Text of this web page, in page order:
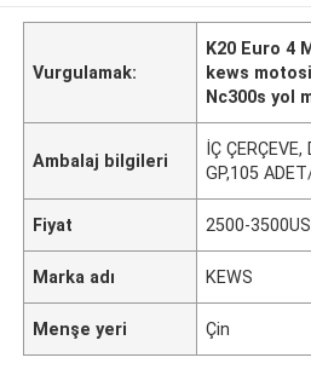
Vurgulamak:
K20 Euro 4
kews
Nc300s yol
Ambalaj bilgileri
İÇ
GP,105
Fiyat 2500-
Marka adı KEWS
Menşe yeri Çin